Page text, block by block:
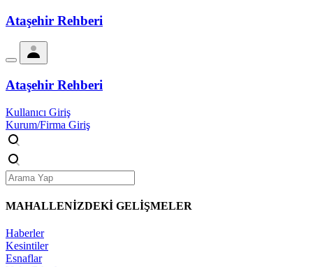
Ataşehir Rehberi
Ataşehir Rehberi
Kullanıcı Giriş
Kurum/Firma Giriş
MAHALLENİZDEKİ GELİŞMELER
Haberler
Kesintiler
Esnaflar